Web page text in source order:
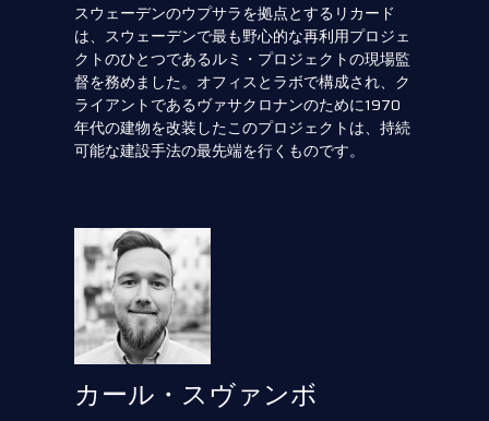
スウェーデンのウプサラを拠点とするリカード
は、スウェーデンで最も野心的な再利用プロジェ
クトのひとつであるルミ・プロジェクトの現場監
督を務めました。オフィスとラボで構成され、ク
ライアントであるヴァサクロナンのために1970
年代の建物を改装したこのプロジェクトは、持続
可能な建設手法の最先端を行くものです。
カール・スヴァンボ